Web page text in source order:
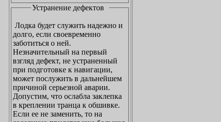
Устранение дефектов
Лодка будет служить надежно и
долго, если своевременно
заботиться о ней.
Незначительный на первый
взгляд дефект, не устраненный
при подготовке к навигации,
может послужить в дальнейшем
причиной серьезной аварии.
Допустим, что ослабла заклепка
в креплении транца к обшивке.
Если ее не заменить, то на